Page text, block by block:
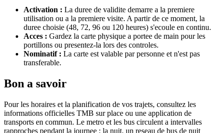
Activation : La duree de validite demarre a la premiere
utilisation ou a la premiere visite. A partir de ce moment, la
duree choisie (48, 72, 96 ou 120 heures) s'ecoule en continu.
Acces : Gardez la carte physique a portee de main pour les
portillons ou presentez-la lors des controles.
Nominatif : La carte est valable par personne et n'est pas
transferable.
Bon a savoir
Pour les horaires et la planification de vos trajets, consultez les
informations officielles TMB sur place ou une application de
transports en commun. Le metro et les bus circulent a intervalles
rapproches pendant la journee ; la nuit, un reseau de bus de nuit